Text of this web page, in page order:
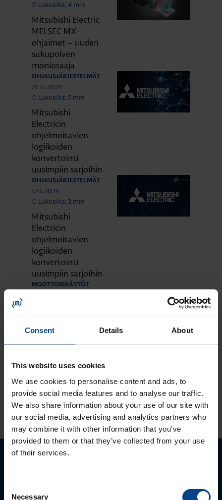
Consent Details About
This website uses cookies
We use cookies to personalise content and ads, to
provide social media features and to analyse our traffic.
We also share information about your use of our site with
our social media, advertising and analytics partners who
may combine it with other information that you’ve
provided to them or that they’ve collected from your use
of their services.
Necessary
Lukuaika: 4 min
Mitsubishi Electric
MELSEC MX-
ohjaimet – uuden
sukupolven
moniosaaja
OHJAUSJÄRJESTELMÄT
21.11.2025
Lukuaika: 5 min
Mitsubishi
Electricin
ohjelmoitavien
logiikoiden
konvertointi
uusimpiin sarjoihin
OHJAUSJÄRJESTELMÄT
12.6.2024
Lukuaika: 3 min
Mitsubishi
Electricin
ohjelmoitavien
logiikoiden
konvertointi
uusimpiin sarjoihin
MOOTTORIKÄYTÖT
Lukuaika: 1 min
Tutustu ja ota
käyttöön:
portaali
KATSO LISÄÄ ARTIKKELEITA